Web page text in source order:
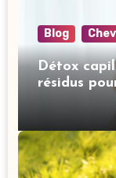
Blog
Détox
résidus